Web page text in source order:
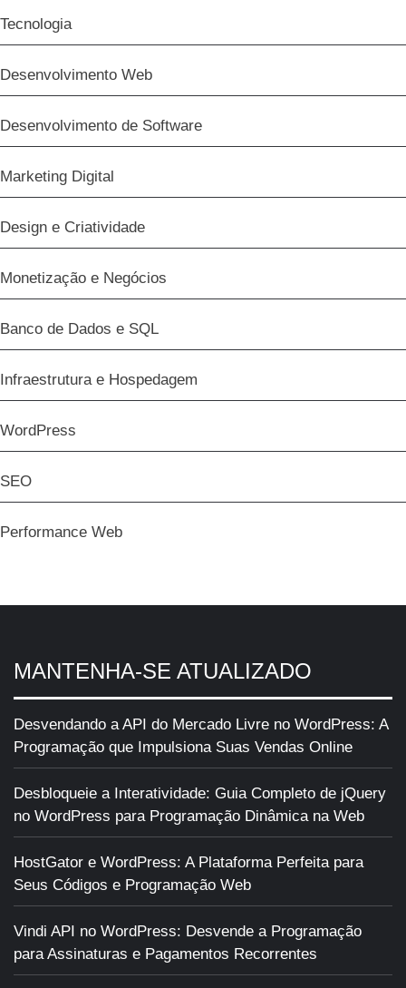
Tecnologia
Desenvolvimento Web
Desenvolvimento de Software
Marketing Digital
Design e Criatividade
Monetização e Negócios
Banco de Dados e SQL
Infraestrutura e Hospedagem
WordPress
SEO
Performance Web
MANTENHA-SE ATUALIZADO
Desvendando a API do Mercado Livre no WordPress: A
Programação que Impulsiona Suas Vendas Online
Desbloqueie a Interatividade: Guia Completo de jQuery
no WordPress para Programação Dinâmica na Web
HostGator e WordPress: A Plataforma Perfeita para
Seus Códigos e Programação Web
Vindi API no WordPress: Desvende a Programação
para Assinaturas e Pagamentos Recorrentes